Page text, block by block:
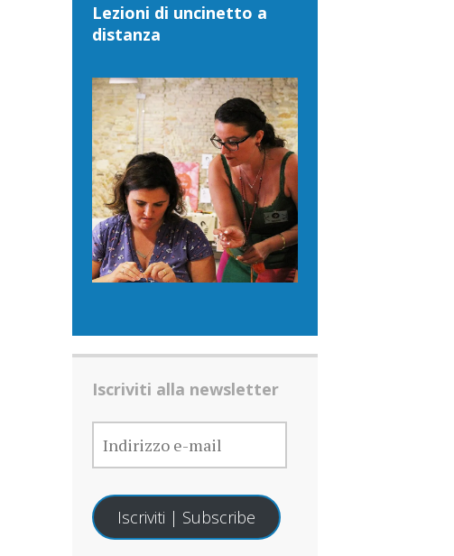
Lezioni di uncinetto a
distanza
Iscriviti alla newsletter
INDIRIZZO
E-
MAIL
Iscriviti | Subscribe